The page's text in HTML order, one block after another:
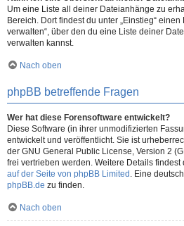
Um eine Liste all deiner Dateianhänge zu
Bereich. Dort findest du unter „Einstieg“
verwalten“, über den du eine Liste deiner
verwalten kannst.
Nach oben
phpBB betreffende Fragen
Wer hat diese Forensoftware entwickelt?
Diese Software (in ihrer unmodifizierten
entwickelt und veröffentlicht. Sie ist
der GNU General Public License, Version 2
frei vertrieben werden. Weitere Details findest
auf der Seite von phpBB Limited . Eine
phpBB.de zu finden.
Nach oben